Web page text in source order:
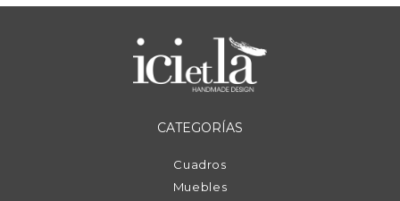
CATEGORÍAS
Cuadros
Muebles